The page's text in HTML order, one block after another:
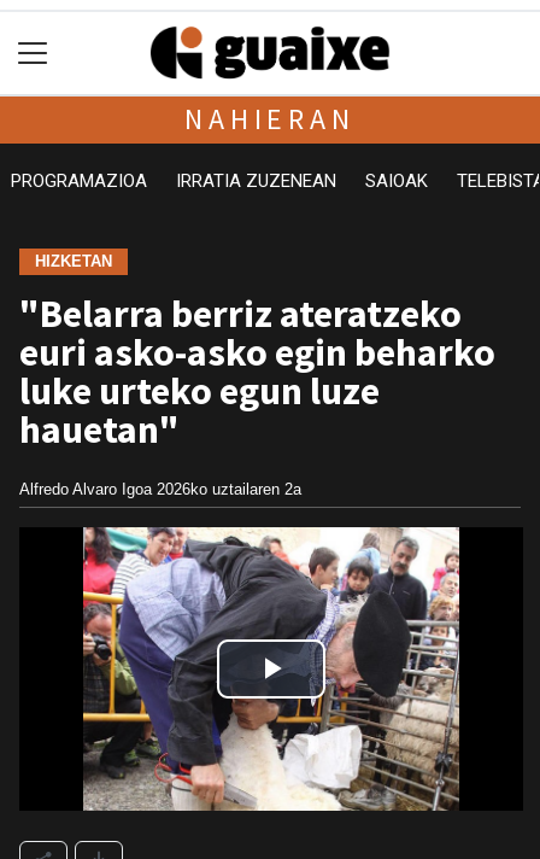
NAHIERAN
PROGRAMAZIOA IRRATIA ZUZENEAN SAIOAK
HIZKETAN
"Belarra berriz ateratzeko
euri asko-asko egin beharko
luke urteko egun luze
hauetan"
Alfredo Alvaro Igoa 2026ko uztailaren 2a